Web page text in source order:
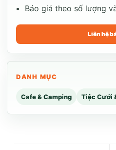
Báo giá theo số lượng
Liên hệ
DANH MỤC
Cafe & Camping Tiệc Cưới